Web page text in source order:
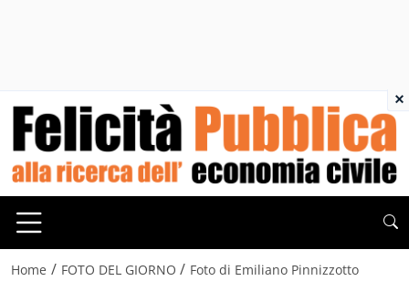
Home / FOTO DEL GIORNO / Foto di Emiliano Pinnizzotto
×